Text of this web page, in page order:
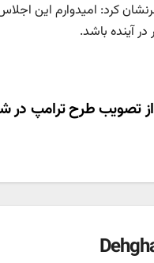
کرد: امیدوارم این
آینده باشد.
از تصویب طرح ترامپ در